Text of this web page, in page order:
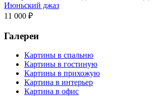
Июньский джаз
11 000 ₽
Галереи
Картины в спальню
Картины в гостиную
Картины в прихожую
Картина в интерьер
Картина в офис